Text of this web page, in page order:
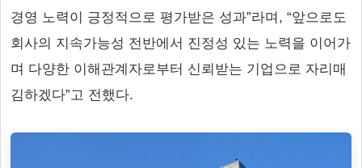
경영 노력이 긍정적으로 평가받은 성과”라며, “앞으로도
회사의 지속가능성 전반에서 진정성 있는 노력을 이어가
며 다양한 이해관계자로부터 신뢰받는 기업으로 자리매
김하겠다”고 전했다.